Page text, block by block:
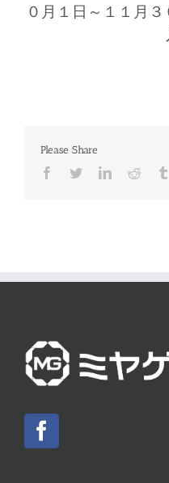
０月１日～１１月
Please Share
Facebook
TwitterLinkedinReddit